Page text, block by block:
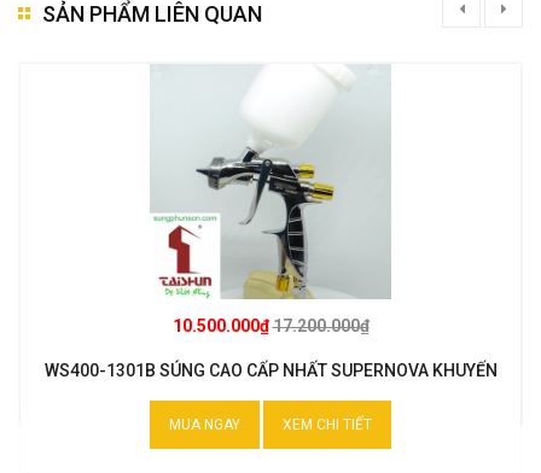
SẢN PHẨM LIÊN QUAN
10.500.000₫17.200.000₫
WS400-1301B SÚNG CAO CẤP NHẤT SUPERNOVA KHUYẾN
MUA NGAY XEM CHI TIẾT